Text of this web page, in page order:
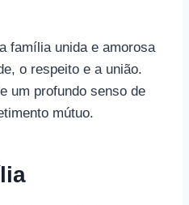
família unida e amorosa
o respeito e a união.
um profundo senso de
mútuo.